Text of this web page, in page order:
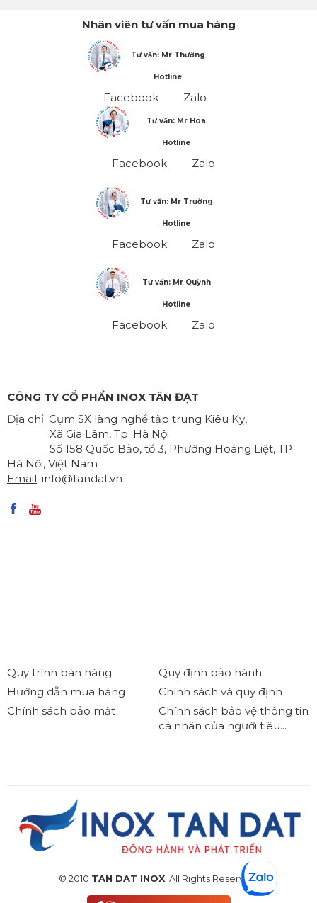
Nhân viên tư vấn mua hàng
Tư vấn: Mr Thường
Hotline
Facebook Zalo
Tư vấn: Mr Hoa
Hotline
Facebook Zalo
Tư vấn: Mr Trường
Hotline
Facebook Zalo
Tư vấn: Mr Quỳnh
Hotline
Facebook Zalo
CÔNG TY CỔ PHẦN INOX TÂN ĐẠT
Địa chỉ: Cụm SX làng nghề tập trung Kiêu Kỵ,
Xã Gia Lâm, Tp. Hà Nội
Số 158 Quốc Bảo, tổ 3, Phường Hoàng Liệt, TP
Hà Nội, Việt Nam
Email: info@tandat.vn
Quy trình bán hàng
Hướng dẫn mua hàng
Chính sách bảo mật
Quy định bảo hành
Chính sách và quy định
Chính sách bảo vệ thông tin
cá nhân của người tiêu...
© 2010 TAN DAT INOX. All Rights Reserved.